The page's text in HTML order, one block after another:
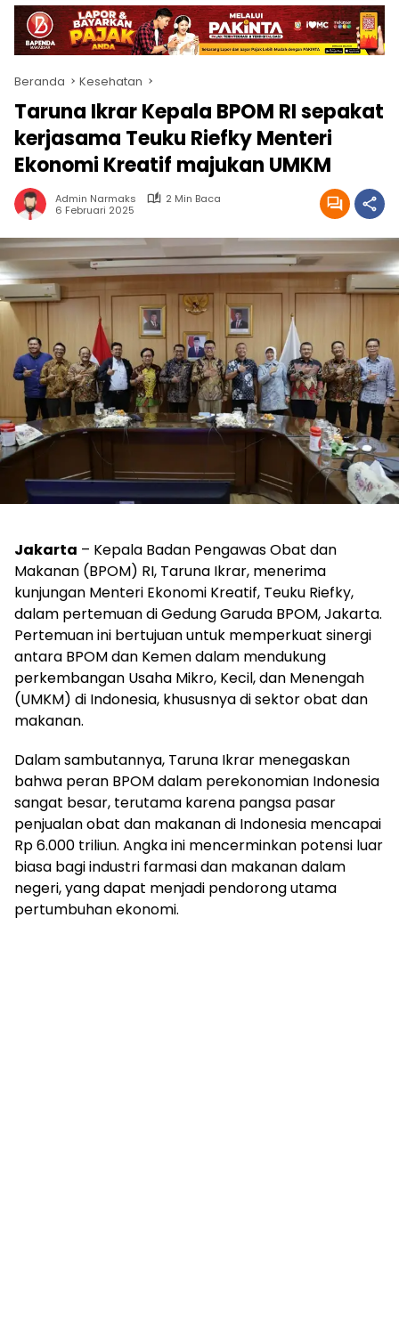
Beranda Kesehatan
Taruna Ikrar Kepala BPOM RI sepakat
kerjasama Teuku Riefky Menteri
Ekonomi Kreatif majukan UMKM
Admin Narmaks
2 Min Baca
6 Februari 2025
Jakarta – Kepala Badan Pengawas Obat dan
Makanan (BPOM) RI, Taruna Ikrar, menerima
kunjungan Menteri Ekonomi Kreatif, Teuku Riefky,
dalam pertemuan di Gedung Garuda BPOM, Jakarta.
Pertemuan ini bertujuan untuk memperkuat sinergi
antara BPOM dan Kemen dalam mendukung
perkembangan Usaha Mikro, Kecil, dan Menengah
(UMKM) di Indonesia, khususnya di sektor obat dan
makanan.
Dalam sambutannya, Taruna Ikrar menegaskan
bahwa peran BPOM dalam perekonomian Indonesia
sangat besar, terutama karena pangsa pasar
penjualan obat dan makanan di Indonesia mencapai
Rp 6.000 triliun. Angka ini mencerminkan potensi luar
biasa bagi industri farmasi dan makanan dalam
negeri, yang dapat menjadi pendorong utama
pertumbuhan ekonomi.